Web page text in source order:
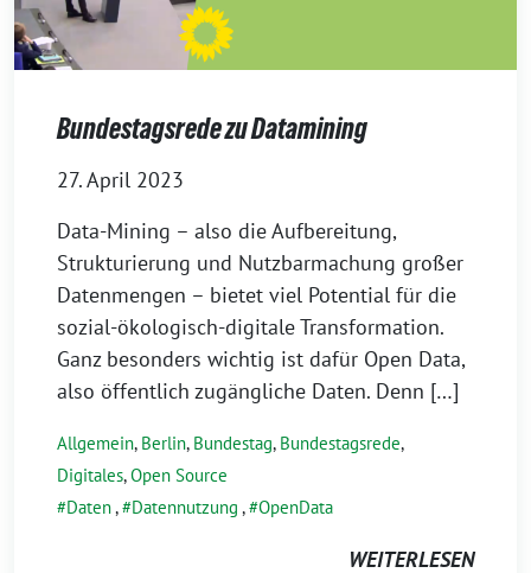
Bundestagsrede zu Datamining
27. April 2023
Data-Mining – also die Aufbereitung,
Strukturierung und Nutzbarmachung großer
Datenmengen – bietet viel Potential für die
sozial-ökologisch-digitale Transformation.
Ganz besonders wichtig ist dafür Open Data,
also öffentlich zugängliche Daten. Denn […]
Allgemein, Berlin, Bundestag, Bundestagsrede,
Digitales,Open Source
Daten, Datennutzung , OpenData
WEITERLESEN